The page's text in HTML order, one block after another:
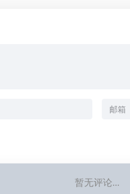
暂无评论...